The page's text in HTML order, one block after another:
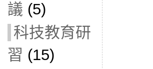
議 (5)
科技教育研
習 (15)